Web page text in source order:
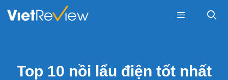
Top 10 nồi lẩu điện tốt nhất